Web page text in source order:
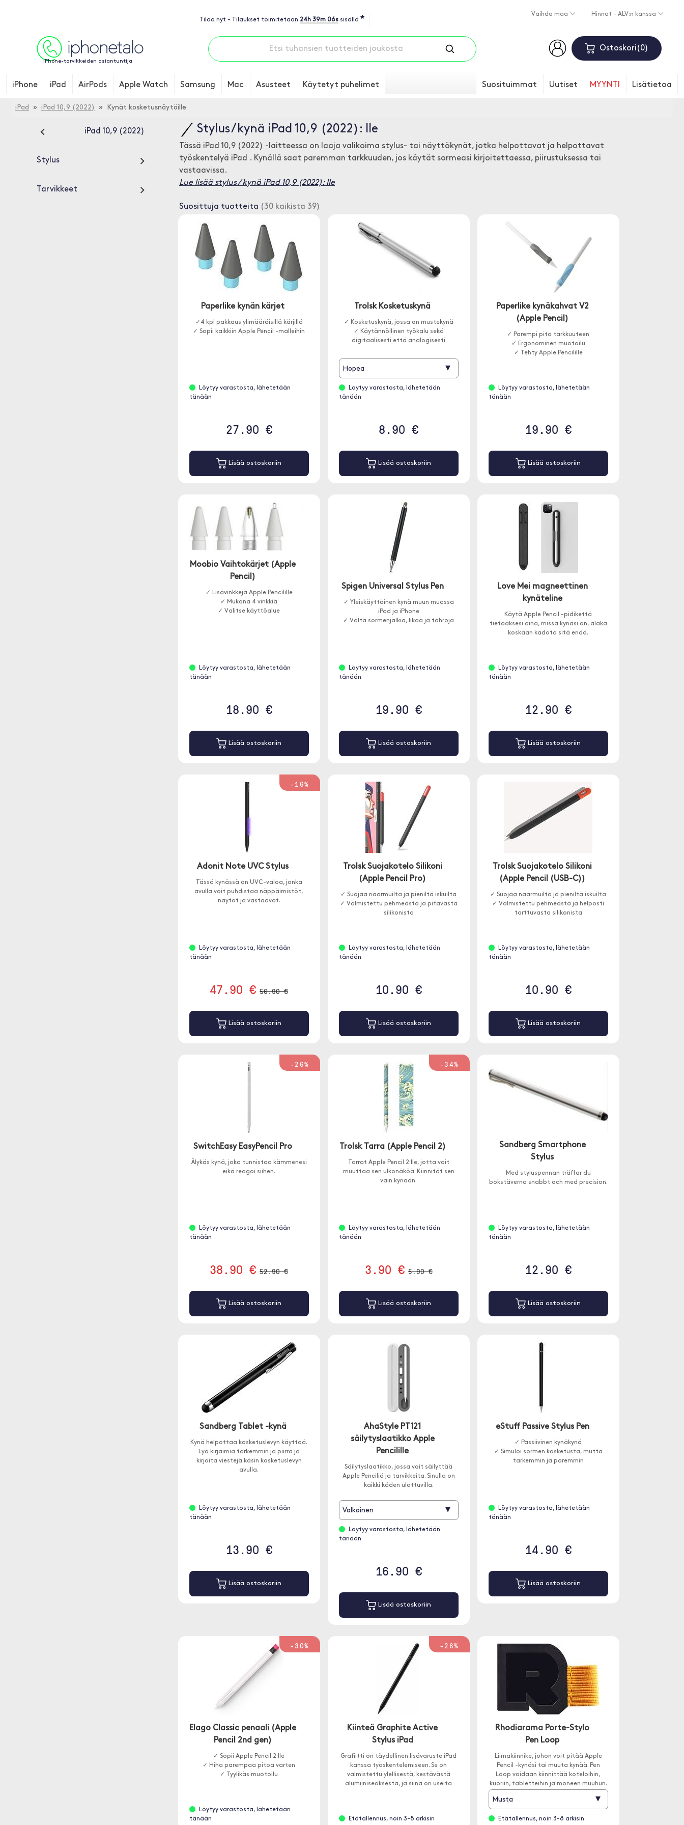
Tilaa nyt - Tilaukset toimitetaan 24h 39m 05ssisällä *
Vaihda maa Hinnat - ALV:n kanssa
iPhone-tarvikkeiden asiantuntija
Ostoskori 0
iPhone iPad AirPods Apple Watch Samsung Mac Asusteet Käytetyt puhelimet Suosituimmat Uutiset MYYNTI Lisätietoa
iPad » iPad 10,9 (2022) » Kynät kosketusnäytöille
iPad 10,9 (2022)
Stylus
Tarvikkeet
Stylus / kynä iPad 10,9 (2022): lle
Tässä iPad 10,9 (2022) -laitteessa on laaja valikoima stylus- tai näyttökynät, jotka helpottavat ja helpottavat
työskentelyä iPad . Kynällä saat paremman tarkkuuden, jos käytät sormeasi kirjoitettaessa, piirustuksessa tai
vastaavissa.
Lue lisää stylus / kynä iPad 10,9 (2022): lle
Suosittuja tuotteita (30 kaikista 39)
Paperlike kynän kärjet
✓4 kpl pakkaus ylimääräisillä kärjillä
✓ Sopii kaikkiin Apple Pencil -malleihin
Löytyy varastosta, lähetetään
tänään
27.90 €
Lisää ostoskoriin
Trolsk Kosketuskynä
✓ Kosketuskynä, jossa on mustekynä
✓ Käytännöllinen työkalu sekä
digitaalisesti että analogisesti
Hopea ▾
Löytyy varastosta, lähetetään
tänään
8.90 €
Lisää ostoskoriin
Paperlike kynäkahvat V2
(Apple Pencil)
✓ Parempi pito tarkkuuteen
✓ Ergonominen muotoilu
✓ Tehty Apple Pencilille
Löytyy varastosta, lähetetään
tänään
19.90 €
Lisää ostoskoriin
Moobio Vaihtokärjet (Apple
Pencil)
✓ Lisävinkkejä Apple Pencilille
✓ Mukana 4 vinkkiä
✓ Valitse käyttöalue
Löytyy varastosta, lähetetään
tänään
18.90 €
Lisää ostoskoriin
Spigen Universal Stylus Pen
✓ Yleiskäyttöinen kynä muun muassa
iPad ja iPhone
✓ Vältä sormenjälkiä, likaa ja tahroja
Löytyy varastosta, lähetetään
tänään
19.90 €
Lisää ostoskoriin
Love Mei magneettinen
kynäteline
Käytä Apple Pencil -pidikettä
tietääksesi aina, missä kynäsi on, äläkä
koskaan kadota sitä enää.
Löytyy varastosta, lähetetään
tänään
12.90 €
Lisää ostoskoriin
-16%
Adonit Note UVC Stylus
Tässä kynässä on UVC-valoa, jonka
avulla voit puhdistaa näppäimistöt,
näytöt ja vastaavat.
Löytyy varastosta, lähetetään
tänään
47.90 € 56.90 €
Lisää ostoskoriin
Trolsk Suojakotelo Silikoni
(Apple Pencil Pro)
✓ Suojaa naarmuilta ja pieniltä iskuilta
✓ Valmistettu pehmeästä ja pitävästä
silikonista
Löytyy varastosta, lähetetään
tänään
10.90 €
Lisää ostoskoriin
Trolsk Suojakotelo Silikoni
(Apple Pencil (USB-C))
✓ Suojaa naarmuilta ja pieniltä iskuilta
✓ Valmistettu pehmeästä ja helposti
tarttuvasta silikonista
Löytyy varastosta, lähetetään
tänään
10.90 €
Lisää ostoskoriin
-26%
SwitchEasy EasyPencil Pro
Älykäs kynä, joka tunnistaa kämmenesi
eikä reagoi siihen.
Löytyy varastosta, lähetetään
tänään
38.90 € 52.90 €
Lisää ostoskoriin
-34%
Trolsk Tarra (Apple Pencil 2)
Tarrat Apple Pencil 2:lle, jotta voit
muuttaa sen ulkonäköä. Kiinnität sen
vain kynään.
Löytyy varastosta, lähetetään
tänään
3.90 € 5.90 €
Lisää ostoskoriin
Sandberg Smartphone
Stylus
Med styluspennan träffar du
bokstäverna snabbt och med precision.
Löytyy varastosta, lähetetään
tänään
12.90 €
Lisää ostoskoriin
Sandberg Tablet -kynä
Kynä helpottaa kosketuslevyn käyttöä.
Lyö kirjaimia tarkemmin ja piirrä ja
kirjoita viestejä käsin kosketuslevyn
avulla.
Löytyy varastosta, lähetetään
tänään
13.90 €
Lisää ostoskoriin
AhaStyle PT121
säilytyslaatikko Apple
Pencilille
Säilytyslaatikko, jossa voit säilyttää
Apple Penciliä ja tarvikkeita. Sinulla on
kaikki käden ulottuvilla.
Valkoinen ▾
Löytyy varastosta, lähetetään
tänään
16.90 €
Lisää ostoskoriin
eStuff Passive Stylus Pen
✓ Passiivinen kynäkynä
✓ Simuloi sormen kosketusta, mutta
tarkemmin ja paremmin
Löytyy varastosta, lähetetään
tänään
14.90 €
Lisää ostoskoriin
-30%
Elago Classic penaali (Apple
Pencil 2nd gen)
✓ Sopii Apple Pencil 2:lle
✓ Hiha parempaa pitoa varten
✓ Tyylikäs muotoilu
Löytyy varastosta, lähetetään
tänään
-26%
Kiinteä Graphite Active
Stylus iPad
Grafiitti on täydellinen lisävaruste iPad
kanssa työskentelemiseen. Se on
valmistettu ylellisestä, kestävästä
alumiiniseoksesta, ja siinä on useita
Etätallennus, noin 3-8 arkisin
Rhodiarama Porte-Stylo
Pen Loop
Liimakiinnike, johon voit pitää Apple
Pencil -kynäsi tai muuta kynää. Pen
Loop voidaan kiinnittää koteloihin,
kuoriin, tabletteihin ja moneen muuhun.
Musta ▾
Etätallennus, noin 3-8 arkisin